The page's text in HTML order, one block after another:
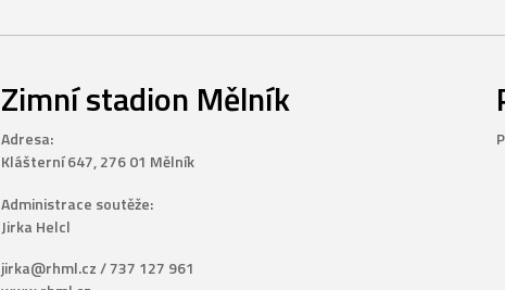
Zimní stadion Mělník
Adresa:
Klášterní 647, 276 01 Mělník
Administrace soutěže:
Jirka Helcl
jirka@rhml.cz / 737 127 961